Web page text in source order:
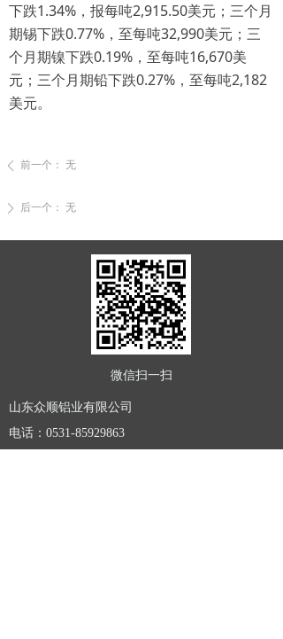
下跌1.34%，报每吨2,915.50美元；三个月
期锡下跌0.77%，至每吨32,990美元；三
个月期镍下跌0.19%，至每吨16,670美
元；三个月期铅下跌0.27%，至每吨2,182
美元。
ꄴ 前一个： 无
ꄲ 后一个： 无
山东众顺铝业有限公司
电话：0531-85929863
微信扫一扫